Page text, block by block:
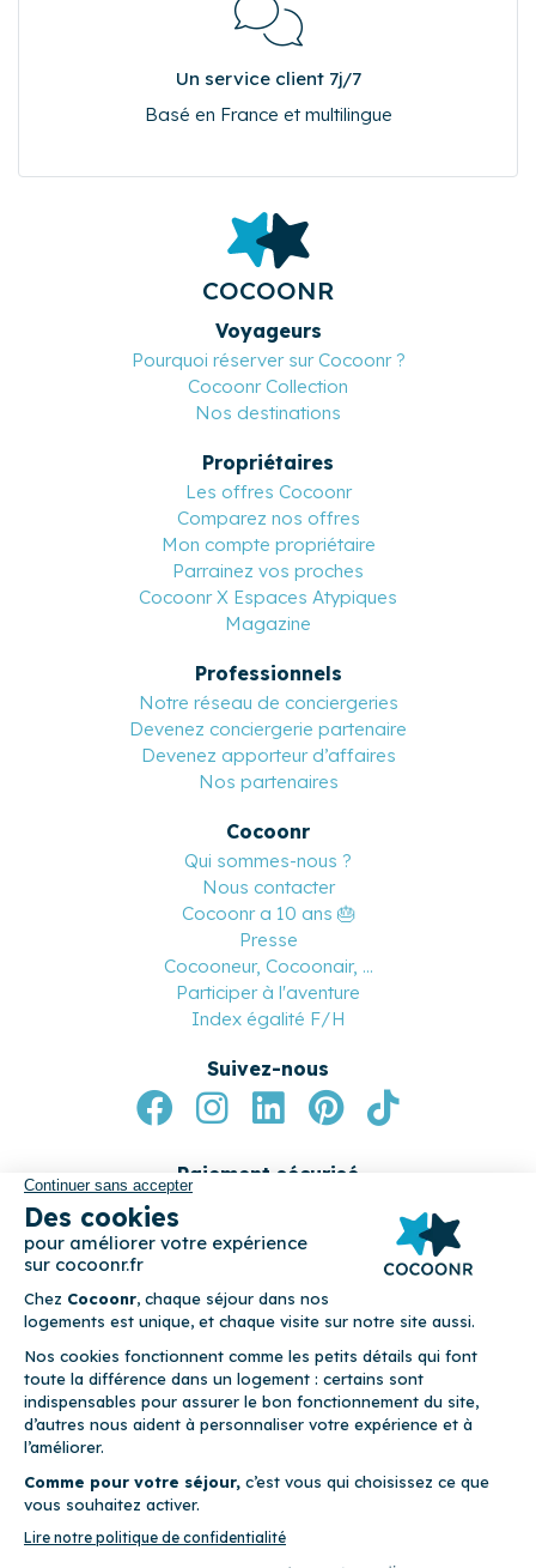
Un service client 7j/7
Basé en France et multilingue
COCOONR
Voyageurs
Pourquoi réserver sur Cocoonr ?
Cocoonr Collection
Nos destinations
Propriétaires
Les offres Cocoonr
Comparez nos offres
Mon compte propriétaire
Parrainez vos proches
Cocoonr X Espaces Atypiques
Magazine
Professionnels
Notre réseau de conciergeries
Devenez conciergerie partenaire
Devenez apporteur d’affaires
Nos partenaires
Cocoonr
Qui sommes-nous ?
Nous contacter
Cocoonr a 10 ans 🎂
Presse
Cocooneur, Cocoonair, ...
Participer à l'aventure
Index égalité F/H
Suivez-nous
Paiement sécurisé
© 2026 Cocoonr –Mentions légales–Conditions générales de
location– CGU– Politique de confidentialité–Politique de
cookies
Cocoonr est conçu et développé à Rennes 🇫🇷